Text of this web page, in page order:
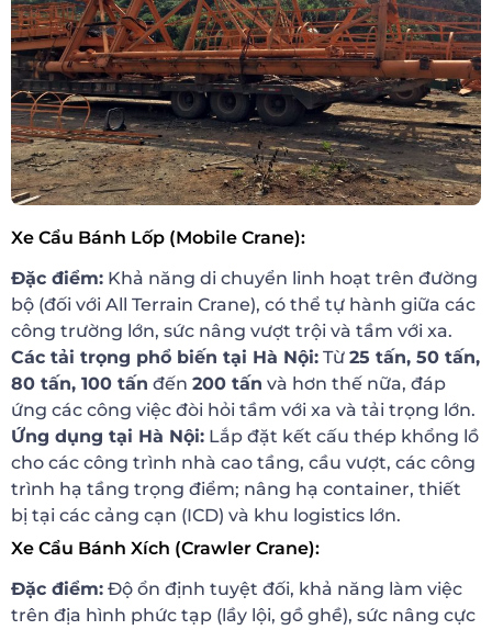
Xe Cẩu Bánh Lốp (Mobile Crane):
Đặc điểm: Khả năng di chuyển linh hoạt trên đường
bộ (đối với All Terrain Crane), có thể tự hành giữa các
công trường lớn, sức nâng vượt trội và tầm với xa.
Các tải trọng phổ biến tại Hà Nội: Từ 25 tấn, 50 tấn,
80 tấn, 100 tấn đến 200 tấn và hơn thế nữa, đáp
ứng các công việc đòi hỏi tầm với xa và tải trọng lớn.
Ứng dụng tại Hà Nội: Lắp đặt kết cấu thép khổng lồ
cho các công trình nhà cao tầng, cầu vượt, các công
trình hạ tầng trọng điểm; nâng hạ container, thiết
bị tại các cảng cạn (ICD) và khu logistics lớn.
Xe Cẩu Bánh Xích (Crawler Crane):
Đặc điểm: Độ ổn định tuyệt đối, khả năng làm việc
trên địa hình phức tạp (lầy lội, gồ ghề), sức nâng cực